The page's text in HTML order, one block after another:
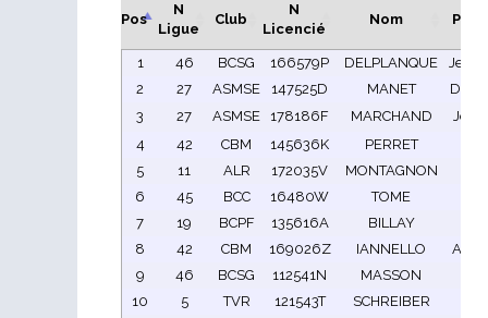
Pos
N
Ligue
Club
N
Licencié
Nom
1 46 BCSG 166579P DELPLANQUE
Jean-
2
27 ASMSE 147525D MANET
3
27 ASMSE 178186F MARCHAND
4
42 CBM 145636K PERRET
5
11 ALR 172035V MONTAGNON
6
45 BCC 16480W TOME
7
19 BCPF 135616A BILLAY
8
42 CBM 169026Z IANNELLO
9
46 BCSG 112541N MASSON
10
5 TVR 121543T SCHREIBER